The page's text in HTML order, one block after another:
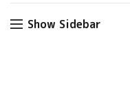
Show Sidebar